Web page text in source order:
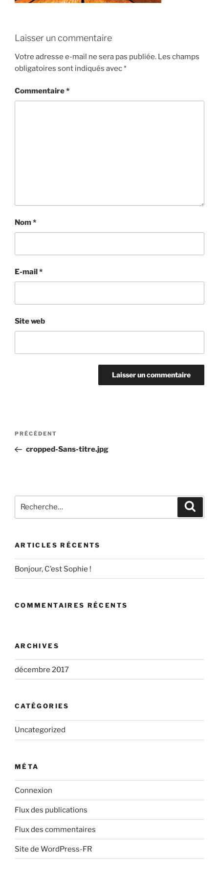
Laisser un commentaire
Votre adresse e-mail ne sera pas publiée. Les champs
obligatoires sont indiqués avec*
Commentaire*
Nom*
E-mail *
Site web
Navigation
l’article
Article
précédent
PRÉCÉDENT
cropped-Sans-titre.jpg
pour
ARTICLES RÉCENTS
Bonjour, C’est Sophie !
COMMENTAIRES RÉCENTS
ARCHIVES
décembre 2017
CATÉGORIES
Uncategorized
MÉTA
Connexion
Flux des publications
Flux des commentaires
Site de WordPress-FR